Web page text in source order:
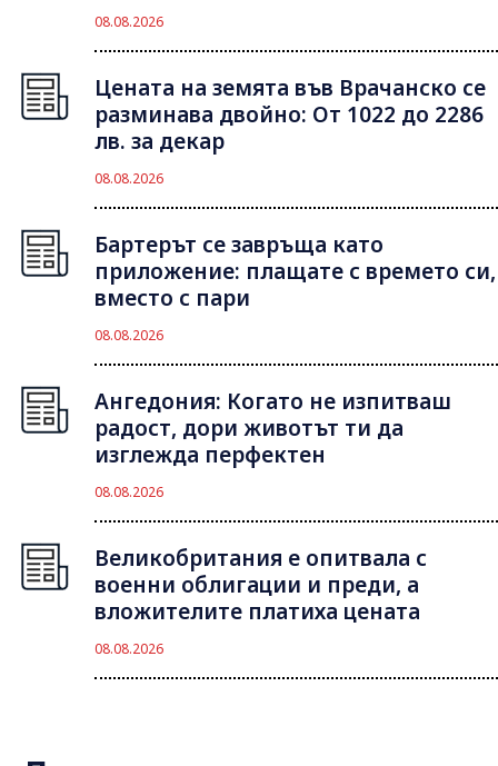
08.08.2026
Цената на земята във Врачанско се
разминава двойно: От 1022 до 2286
лв. за декар
08.08.2026
Бартерът се завръща като
приложение: плащате с времето си,
вместо с пари
08.08.2026
Ангедония: Когато не изпитваш
радост, дори животът ти да
изглежда перфектен
08.08.2026
Великобритания е опитвала с
военни облигации и преди, а
вложителите платиха цената
08.08.2026